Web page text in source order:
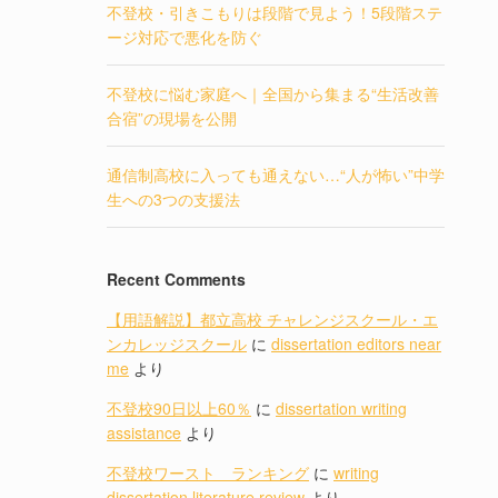
不登校・引きこもりは段階で見よう！5段階ステ
ージ対応で悪化を防ぐ
不登校に悩む家庭へ｜全国から集まる“生活改善
合宿”の現場を公開
通信制高校に入っても通えない…“人が怖い”中学
生への3つの支援法
Recent Comments
【用語解説】都立高校 チャレンジスクール・エ
ンカレッジスクール に dissertation editors near
me より
不登校90日以上60％ に dissertation writing
assistance より
不登校ワースト ランキング に writing